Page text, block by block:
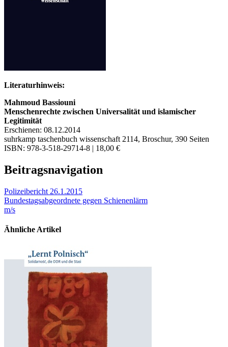
Literaturhinweis:
Mahmoud Bassiouni
Menschenrechte zwischen Universalität und islamischer
Legitimität
Erschienen: 08.12.2014
suhrkamp taschenbuch wissenschaft 2114, Broschur, 390 Seiten
ISBN: 978-3-518-29714-8 | 18,00 €
Beitragsnavigation
Polizeibericht 26.1.2015
Bundestagsabgeordnete gegen Schienenlärm
m/s
Ähnliche Artikel